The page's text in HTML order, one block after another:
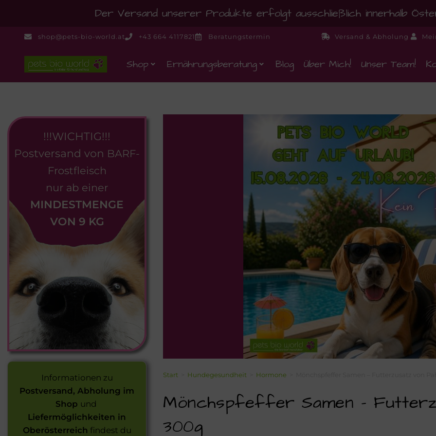
Der Versand unserer Produkte erfolgt ausschließlich innerhalb
shop@pets-bio-world.at +43 664 4117821 Beratungstermin Versand & Abholung
Shop Ernährungsberatung Blog Über Mich! Unser Team!
!!!WICHTIG!!!
Postversand von BARF-
Frostfleisch
nur ab einer
MINDESTMENGE
VON 9 KG
Informationen zu
Postversand, Abholung im
Shop und
Liefermöglichkeiten in
Oberösterreich findest du
Start Hundegesundheit Hormone
Mönchspfeffer Samen –
300g